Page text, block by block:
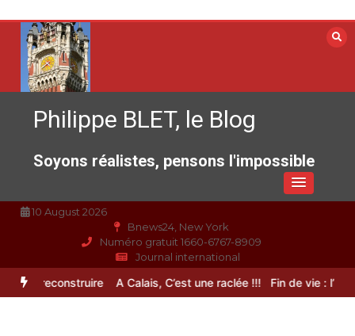
contenu
Philippe BLET, le Blog
Soyons réalistes, pensons l'impossible
10 August 2026
Bnews24, New York
Numéro gratuit 1660-6767-8909
Journal international
à reconstruire A Calais, C’est une raclée !!! Fin de vie :